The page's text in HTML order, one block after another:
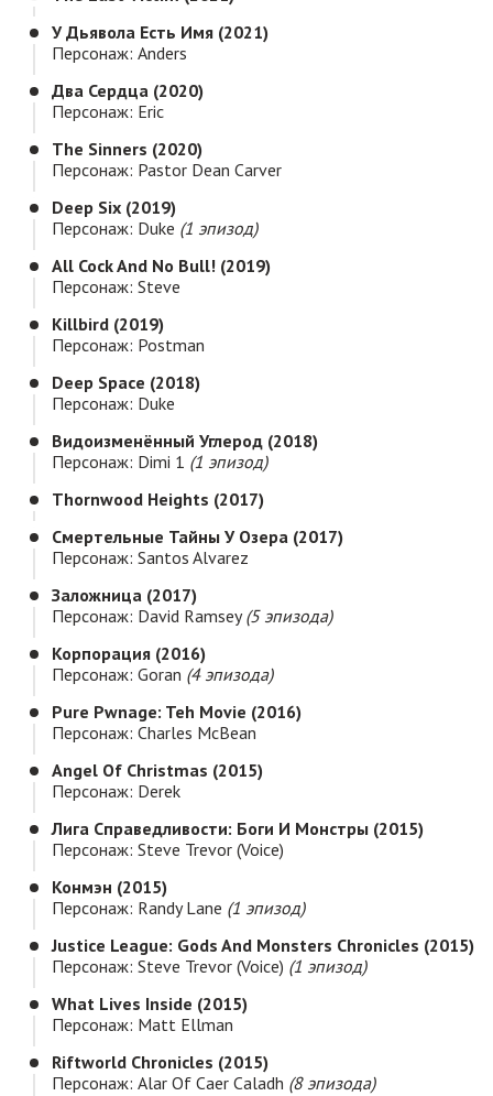
У Дьявола Есть Имя (2021)
Персонаж: Anders
Два Сердца (2020)
Персонаж: Eric
The Sinners (2020)
Персонаж: Pastor Dean Carver
Deep Six (2019)
Персонаж: Duke (1 эпизод)
All Cock And No Bull! (2019)
Персонаж: Steve
Killbird (2019)
Персонаж: Postman
Deep Space (2018)
Персонаж: Duke
Видоизменённый Углерод (2018)
Персонаж: Dimi 1 (1 эпизод)
Thornwood Heights (2017)
Смертельные Тайны У Озера (2017)
Персонаж: Santos Alvarez
Заложница (2017)
Персонаж: David Ramsey(5 эпизода)
Корпорация (2016)
Персонаж: Goran (4 эпизода)
Pure Pwnage: Teh Movie (2016)
Персонаж: Charles McBean
Angel Of Christmas (2015)
Персонаж: Derek
Лига Справедливости: Боги И Монстры (2015)
Персонаж: Steve Trevor (voice)
Конмэн (2015)
Персонаж: Randy Lane (1 эпизод)
Justice League: Gods And Monsters Chronicles (2015)
Персонаж: Steve Trevor (voice) (1 эпизод)
What Lives Inside (2015)
Персонаж: Matt Ellman
Riftworld Chronicles (2015)
Персонаж: Alar Of Caer Caladh (8 эпизода)